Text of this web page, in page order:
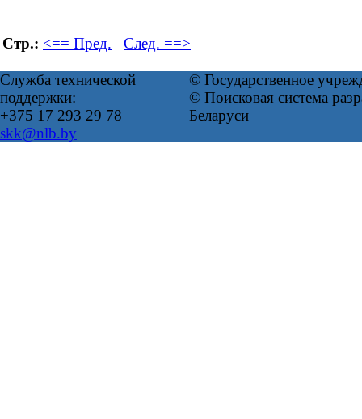
Стр.: <== Пред. След. ==>
Служба технической
поддержки:
+375 17 293 29 78
skk@nlb.by
© Государственное
© Поисковая система
Беларуси